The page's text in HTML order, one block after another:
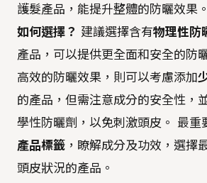
護髮產品，能提升整體的防曬效果。
如何選擇？ 建議選擇含有物理性防
產品，可以提供更全面和安全的防
高效的防曬效果，則可以考慮添加
的產品，但需注意成分的安全性，
學性防曬劑，以免刺激頭皮。 最重
產品標籤 ，瞭解成分及功效，選擇
頭皮狀況的產品。